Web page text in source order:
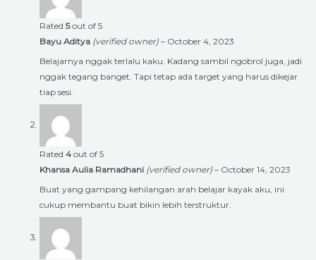
Rated 5out of 5
Bayu Aditya (verified owner) – October 4, 2023
Belajarnya nggak terlalu kaku. Kadang sambil ngobrol juga, jadi
nggak tegang banget. Tapi tetap ada target yang harus dikejar
tiap sesi.
Rated 4 out of 5
Khansa Aulia Ramadhani (verified owner) – October 14, 2023
Buat yang gampang kehilangan arah belajar kayak aku, ini
cukup membantu buat bikin lebih terstruktur.